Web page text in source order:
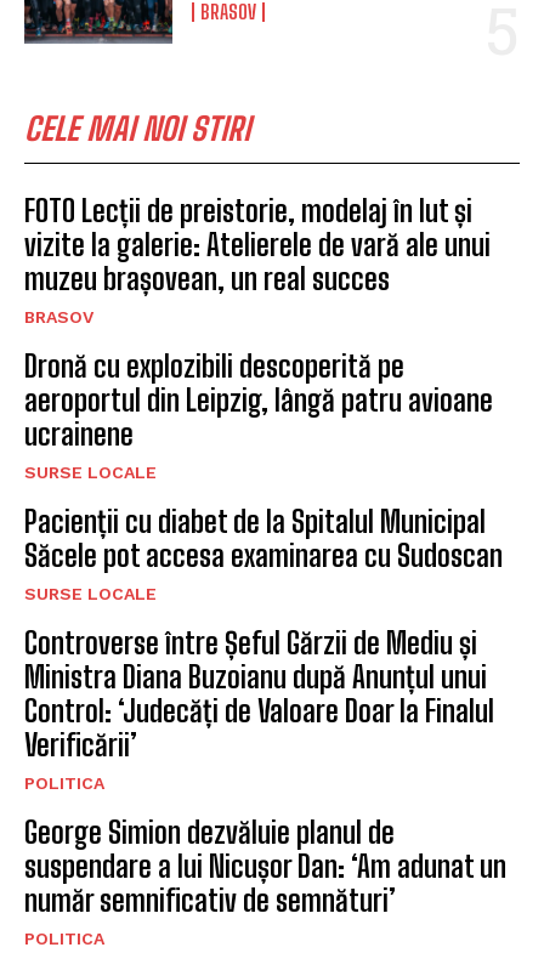
BRASOV
CELE MAI NOI STIRI
FOTO Lecții de preistorie, modelaj în lut și
vizite la galerie: Atelierele de vară ale unui
muzeu brașovean, un real succes
BRASOV
Dronă cu explozibili descoperită pe
aeroportul din Leipzig, lângă patru avioane
ucrainene
SURSE LOCALE
Pacienții cu diabet de la Spitalul Municipal
Săcele pot accesa examinarea cu Sudoscan
SURSE LOCALE
Controverse între Șeful Gărzii de Mediu și
Ministra Diana Buzoianu după Anunțul unui
Control: ‘Judecăți de Valoare Doar la Finalul
Verificării’
POLITICA
George Simion dezvăluie planul de
suspendare a lui Nicușor Dan: ‘Am adunat un
număr semnificativ de semnături’
POLITICA